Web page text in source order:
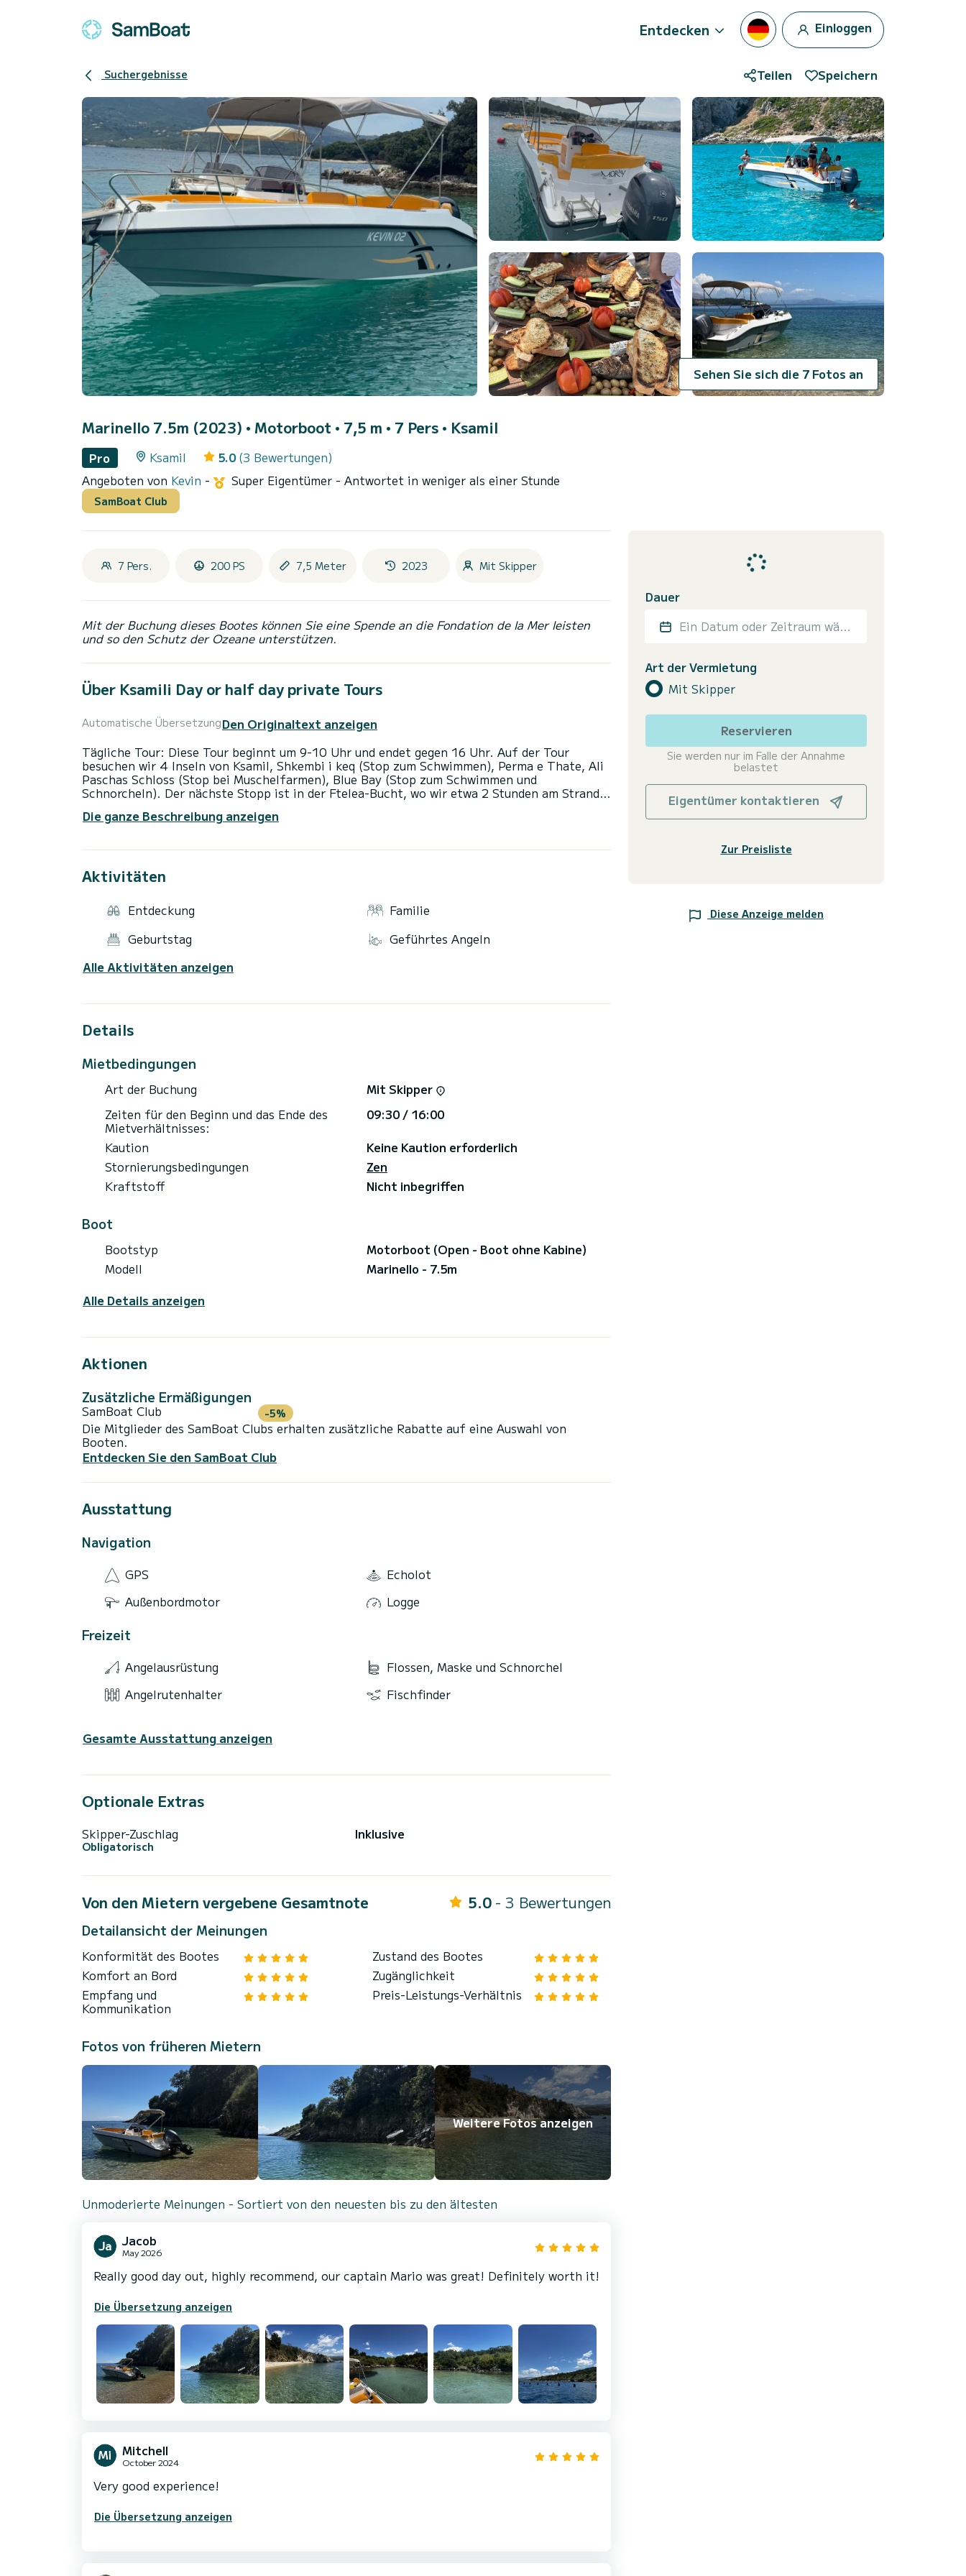
Entdecken Einloggen
Suchergebnisse Teilen Speichern
Sehen Sie sich die 7 Fotos an
Marinello 7.5m (2023) • Motorboot • 7,5 m • 7 Pers • Ksamil
Pro Ksamil 5.0 (3 Bewertungen)
Angeboten von Kevin - Super Eigentümer - Antwortet in weniger als einer Stunde
SamBoat Club
7 Pers. 200 PS 7,5 Meter 2023 Mit Skipper
Mit der Buchung dieses Bootes können Sie eine Spende an die Fondation de la Mer leisten
und so den Schutz der Ozeane unterstützen.
Über Ksamili Day or half day private Tours
Automatische ÜbersetzungDen Originaltext anzeigen
Tägliche Tour: Diese Tour beginnt um 9-10 Uhr und endet gegen 16 Uhr. Auf der Tour
besuchen wir 4 Inseln von Ksamil, Shkembi i keq (Stop zum Schwimmen), Perma e Thate, Ali
Paschas Schloss (Stop bei Muschelfarmen), Blue Bay (Stop zum Schwimmen und
Schnorcheln). Der nächste Stopp ist in der Ftelea-Bucht, wo wir etwa 2 Stunden am Strand
vorbereitet, während Sie sich am Strand ausruhen können. Dann setzen wir die Reise zum
machen wir einen weiteren Stopp zum Schwimmen in der Poolbucht oder auf der Tongo-
Ali Paschas Schloss (Stop bei den Muschelfarmen), Blue Bay (Stop zum Schwimmen und
Schwimmen). Dann setzen wir die Reise zu den letzten Stränden Albaniens an der Grenze zu
Griechenland fort. Die Preise basieren auf 3-7 Personen. Bitte bei einer abweichenden
Gruppengröße anfragen. Der Mittagspreis ist nicht inbegriffen. Der Kraftstoff beträgt im
Die ganze Beschreibung anzeigen
Aktivitäten
Entdeckung
Familie
Geburtstag
Geführtes Angeln
Alle Aktivitäten anzeigen
Details
Mietbedingungen
Art der Buchung
Mit Skipper
Zeiten für den Beginn und das Ende des
Mietverhältnisses:
09:30 / 16:00
Kaution
Keine Kaution erforderlich
Stornierungsbedingungen
Zen
Kraftstoff
Nicht inbegriffen
Boot
Bootstyp
Motorboot (Open - Boot ohne Kabine)
Modell
Marinello - 7.5m
Alle Details anzeigen
Aktionen
Zusätzliche Ermäßigungen
SamBoat Club -5%
Die Mitglieder des SamBoat Clubs erhalten zusätzliche Rabatte auf eine Auswahl von
Booten.
Entdecken Sie den SamBoat Club
Ausstattung
Navigation
GPS
Echolot
Außenbordmotor
Logge
Freizeit
Angelausrüstung
Flossen, Maske und Schnorchel
Angelrutenhalter
Fischfinder
Gesamte Ausstattung anzeigen
Optionale Extras
Skipper-Zuschlag
Obligatorisch
Inklusive
Von den Mietern vergebene Gesamtnote 5.0 - 3 Bewertungen
Detailansicht der Meinungen
Konformität des Bootes
Zustand des Bootes
Komfort an Bord
Zugänglichkeit
Empfang und
Kommunikation
Preis-Leistungs-Verhältnis
Fotos von früheren Mietern
Weitere Fotos anzeigen
Unmoderierte Meinungen - Sortiert von den neuesten bis zu den ältesten
Jacob
May 2026
Really good day out, highly recommend, our captain Mario was great! Definitely worth it!
Die Übersetzung anzeigen
Mitchell
October 2024
Very good experience!
Die Übersetzung anzeigen
Dauer
Ein Datum oder Zeitraum wählen
Art der Vermietung
Mit Skipper
Reservieren
Sie werden nur im Falle der Annahme
belastet
Eigentümer kontaktieren
Zur Preisliste
Diese Anzeige melden